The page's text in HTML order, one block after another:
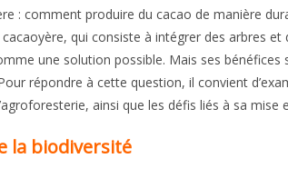
: comment produire du cacao de manière
qui consiste à intégrer des arbres et
une solution possible. Mais ses bénéfices
répondre à cette question, il convient
ainsi que les défis liés à sa mise
la biodiversité